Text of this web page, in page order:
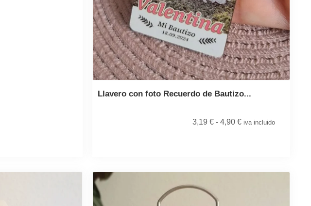
Llavero con foto Recuerdo de Bautizo...
3,19 € - 4,90 € iva incluido